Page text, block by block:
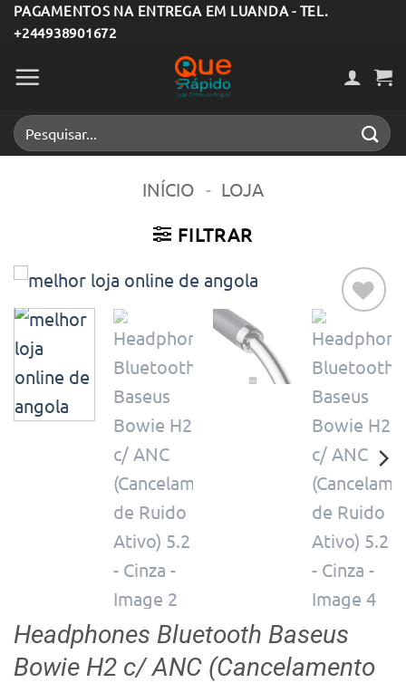
Skip
to
content
PAGAMENTOS NA ENTREGA EM LUANDA - TEL.
+244938901672
Pesquisar
por:
INÍCIO - LOJA
FILTRAR
Adicionar
aos meus
desejos
Headphones Bluetooth Baseus
Bowie H2 c/ ANC (Cancelamento